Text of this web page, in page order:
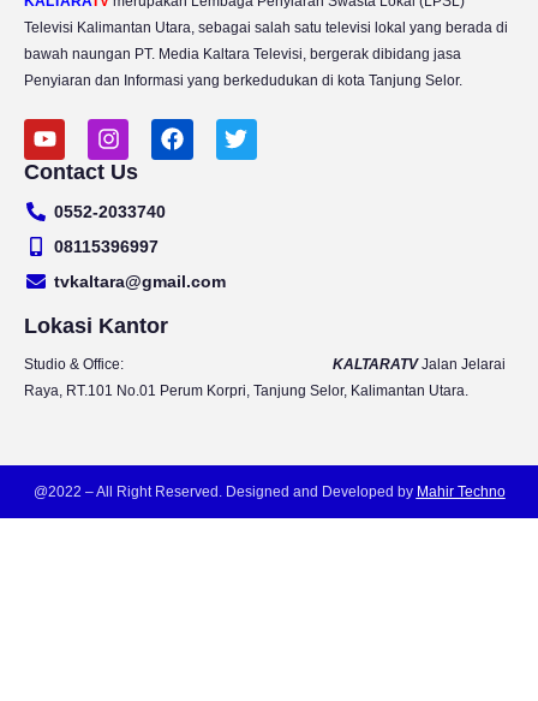
Televisi Kalimantan Utara, sebagai salah satu televisi lokal yang berada di
bawah naungan PT. Media Kaltara Televisi, bergerak dibidang jasa
Penyiaran dan Informasi yang berkedudukan di kota Tanjung Selor.
Y
o
u
u
b
I
n
s
a
g
a
m
F
a
k
T
w
Contact Us
0552-2033740
08115396997
tvkaltara@gmail.com
Lokasi Kantor
Studio & Office: KALTARATVJalan Jelarai
Raya, RT.101 No.01 Perum Korpri, Tanjung Selor, Kalimantan Utara.
@2022 – All Right Reserved. Designed and Developed by Mahir Techno